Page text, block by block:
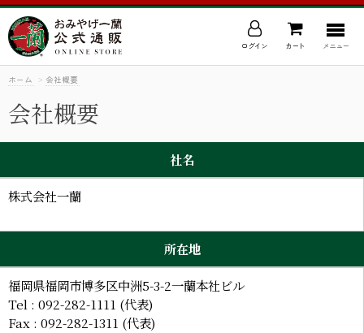
ログイン カート メニュー
ホーム > 会社概要
会社概要
社名
株式会社一蘭
所在地
福岡県福岡市博多区中洲5-3-2一蘭本社ビル
Tel : 092-282-1111 (代表)
Fax : 092-282-1311 (代表)